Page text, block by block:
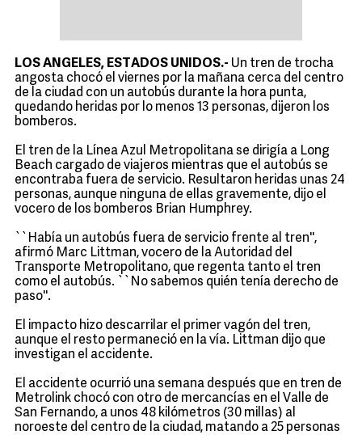
LOS ANGELES, ESTADOS UNIDOS.- Un tren de trocha
angosta chocó el viernes por la mañana cerca del centro
de la ciudad con un autobús durante la hora punta,
quedando heridas por lo menos 13 personas, dijeron los
bomberos.
El tren de la Línea Azul Metropolitana se dirigía a Long
Beach cargado de viajeros mientras que el autobús se
encontraba fuera de servicio. Resultaron heridas unas 24
personas, aunque ninguna de ellas gravemente, dijo el
vocero de los bomberos Brian Humphrey.
``Había un autobús fuera de servicio frente al tren'',
afirmó Marc Littman, vocero de la Autoridad del
Transporte Metropolitano, que regenta tanto el tren
como el autobús. ``No sabemos quién tenía derecho de
paso''.
El impacto hizo descarrilar el primer vagón del tren,
aunque el resto permaneció en la vía. Littman dijo que
investigan el accidente.
El accidente ocurrió una semana después que en tren de
Metrolink chocó con otro de mercancías en el Valle de
San Fernando, a unos 48 kilómetros (30 millas) al
noroeste del centro de la ciudad, matando a 25 personas